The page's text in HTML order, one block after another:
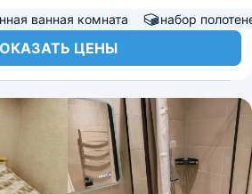
ванная комната набор
ЦЕНЫ